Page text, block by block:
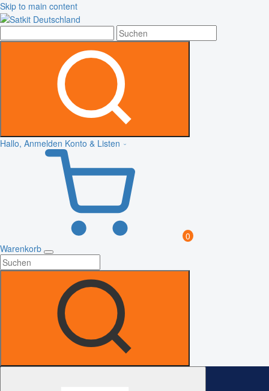
Skip to main content
Hallo, Anmelden Konto & Listen
0
Warenkorb